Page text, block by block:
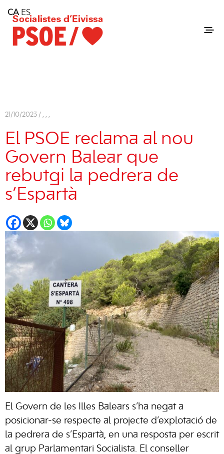
Consell Insular d'Eivissa
Services
Contact
21/10/2023 / , , ,
El PSOE reclama al nou
Govern Balear que
rebutgi la pedrera de
s’Espartà
El Govern de les Illes Balears s’ha negat a
posicionar-se respecte al projecte d’explotació de
la pedrera de s’Espartà, en una resposta per escrit
al grup Parlamentari Socialista. El conseller
CA ES